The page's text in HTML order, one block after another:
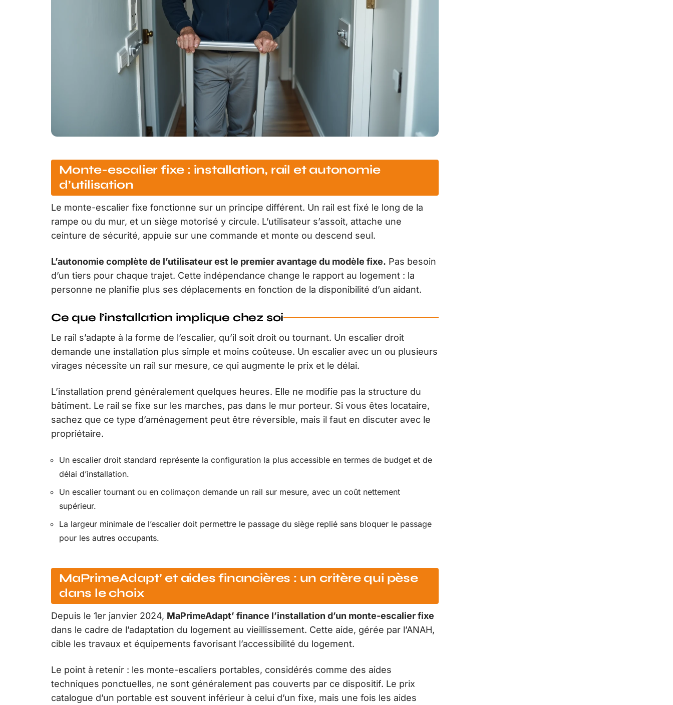
Monte-escalier fixe : installation, rail et autonomie
d’utilisation
Le monte-escalier fixe fonctionne sur un principe différent. Un rail est fixé le long de la
rampe ou du mur, et un siège motorisé y circule. L’utilisateur s’assoit, attache une
ceinture de sécurité, appuie sur une commande et monte ou descend seul.
L’autonomie complète de l’utilisateur est le premier avantage du modèle fixe. Pas besoin
d’un tiers pour chaque trajet. Cette indépendance change le rapport au logement : la
personne ne planifie plus ses déplacements en fonction de la disponibilité d’un aidant.
Ce que l’installation implique chez soi
Le rail s’adapte à la forme de l’escalier, qu’il soit droit ou tournant. Un escalier droit
demande une installation plus simple et moins coûteuse. Un escalier avec un ou plusieurs
virages nécessite un rail sur mesure, ce qui augmente le prix et le délai.
L’installation prend généralement quelques heures. Elle ne modifie pas la structure du
bâtiment. Le rail se fixe sur les marches, pas dans le mur porteur. Si vous êtes locataire,
sachez que ce type d’aménagement peut être réversible, mais il faut en discuter avec le
propriétaire.
Un escalier droit standard représente la configuration la plus accessible en termes de budget et de
délai d’installation.
Un escalier tournant ou en colimaçon demande un rail sur mesure, avec un coût nettement
supérieur.
La largeur minimale de l’escalier doit permettre le passage du siège replié sans bloquer le passage
pour les autres occupants.
MaPrimeAdapt’ et aides financières : un critère qui pèse
dans le choix
Depuis le 1er janvier 2024, MaPrimeAdapt’ finance l’installation d’un monte-escalier fixe
dans le cadre de l’adaptation du logement au vieillissement. Cette aide, gérée par l’ANAH,
cible les travaux et équipements favorisant l’accessibilité du logement.
Le point à retenir : les monte-escaliers portables, considérés comme des aides
techniques ponctuelles, ne sont généralement pas couverts par ce dispositif. Le prix
catalogue d’un portable est souvent inférieur à celui d’un fixe, mais une fois les aides